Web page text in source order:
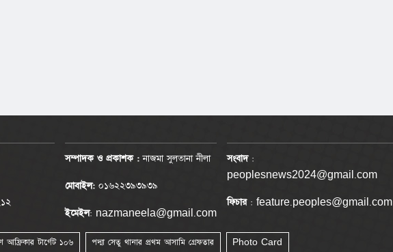
সম্পাদক ও প্রকাশক :নাজমা সুলতানা নীলা
মোবাইল: ০১৬২২৩৯৩৯৩৯
ইমেইল: nazmaneela@gmail.com
সংবাদ:
peoplesnews2024@gmail.com
ফিচার: feature.peoples@gmail.com
Photo Card
পদ্মা সেতু থানার প্রথম আসামি গ্রেফতার
আফ্রিকার টার্গেট ১০৬